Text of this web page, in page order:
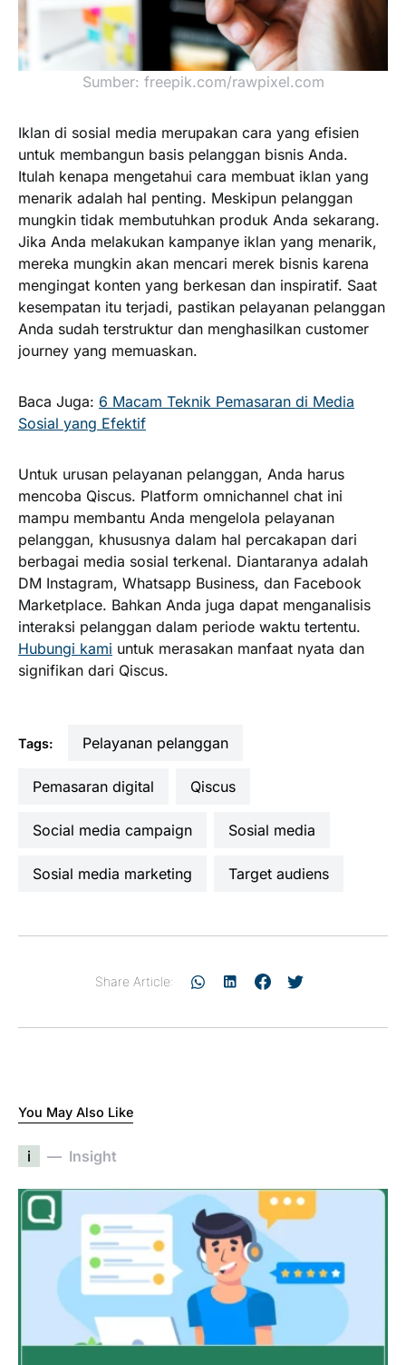
Sumber: freepik.com/rawpixel.com
Iklan di sosial media merupakan cara yang efisien
untuk membangun basis pelanggan bisnis Anda.
Itulah kenapa mengetahui cara membuat iklan yang
menarik adalah hal penting. Meskipun pelanggan
mungkin tidak membutuhkan produk Anda sekarang.
Jika Anda melakukan kampanye iklan yang menarik,
mereka mungkin akan mencari merek bisnis karena
mengingat konten yang berkesan dan inspiratif. Saat
kesempatan itu terjadi, pastikan pelayanan pelanggan
Anda sudah terstruktur dan menghasilkan customer
journey yang memuaskan.
Baca Juga: 6 Macam Teknik Pemasaran di Media
Sosial yang Efektif
Untuk urusan pelayanan pelanggan, Anda harus
mencoba Qiscus. Platform omnichannel chat ini
mampu membantu Anda mengelola pelayanan
pelanggan, khususnya dalam hal percakapan dari
berbagai media sosial terkenal. Diantaranya adalah
DM Instagram, Whatsapp Business, dan Facebook
Marketplace. Bahkan Anda juga dapat menganalisis
interaksi pelanggan dalam periode waktu tertentu.
Hubungi kami untuk merasakan manfaat nyata dan
signifikan dari Qiscus.
Tags: pelayanan pelanggan
pemasaran digital Qiscus
Social media campaign sosial media
sosial media marketing target audiens
Share Article:
You May Also Like
i Insight